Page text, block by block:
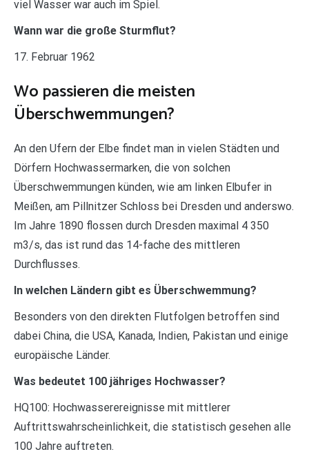
viel Wasser war auch im Spiel.
Wann war die große Sturmflut?
17. Februar 1962
Wo passieren die meisten
Überschwemmungen?
An den Ufern der Elbe findet man in vielen Städten und
Dörfern Hochwassermarken, die von solchen
Überschwemmungen künden, wie am linken Elbufer in
Meißen, am Pillnitzer Schloss bei Dresden und anderswo.
Im Jahre 1890 flossen durch Dresden maximal 4 350
m3/s, das ist rund das 14-fache des mittleren
Durchflusses.
In welchen Ländern gibt es Überschwemmung?
Besonders von den direkten Flutfolgen betroffen sind
dabei China, die USA, Kanada, Indien, Pakistan und einige
europäische Länder.
Was bedeutet 100 jähriges Hochwasser?
HQ100: Hochwasserereignisse mit mittlerer
Auftrittswahrscheinlichkeit, die statistisch gesehen alle
100 Jahre auftreten.